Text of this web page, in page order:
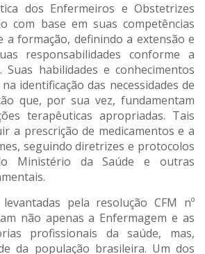
dos Enfermeiros e Obstetrizes
com base em suas competências
a formação, definindo a extensão e
responsabilidades conforme a
Suas habilidades e conhecimentos
identificação das necessidades de
que, por sua vez, fundamentam
terapêuticas apropriadas. Tais
a prescrição de medicamentos e a
seguindo diretrizes e protocolos
Ministério da Saúde e outras
pela resolução CFM nº
não apenas a Enfermagem e as
profissionais da saúde, mas,
da população brasileira. Um dos